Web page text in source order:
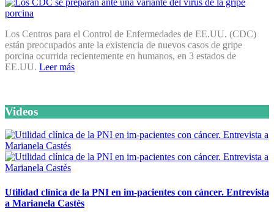
Los Centros para el Control de Enfermedades de EE.UU. (CDC)
están preocupados ante la existencia de nuevos casos de gripe
porcina ocurrida recientemente en humanos, en 3 estados de
EE.UU. Leer más
Videos
Utilidad clínica de la PNI en im-pacientes con cáncer. Entrevista
a Marianela Castés